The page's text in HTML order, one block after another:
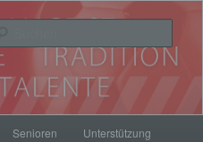
1912
Senioren Unterstützung